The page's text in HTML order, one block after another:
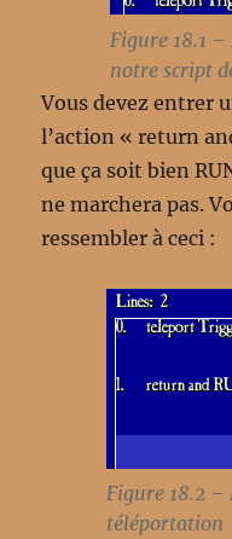
Figure 18.1
notre script
Vous devez entrer
l’action « return
que ça soit bien
ne marchera pas.
ressembler à ceci :
Figure 18.2 –
téléportation